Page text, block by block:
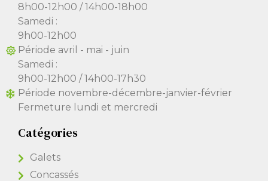
8h00-12h00 / 14h00-18h00
Samedi :
9h00-12h00
Période avril - mai - juin
Samedi :
9h00-12h00 / 14h00-17h30
Période novembre-décembre-janvier-février
Fermeture lundi et mercredi
Catégories
Galets
Concassés